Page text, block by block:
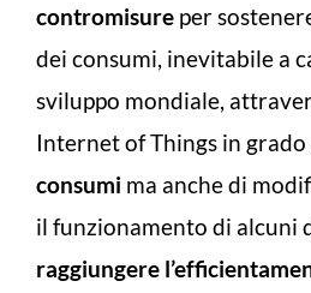
contromisure per
dei consumi, inevitabile a
sviluppo mondiale,
Internet of Things in grado
consumi ma anche di
il funzionamento di alcuni
raggiungere